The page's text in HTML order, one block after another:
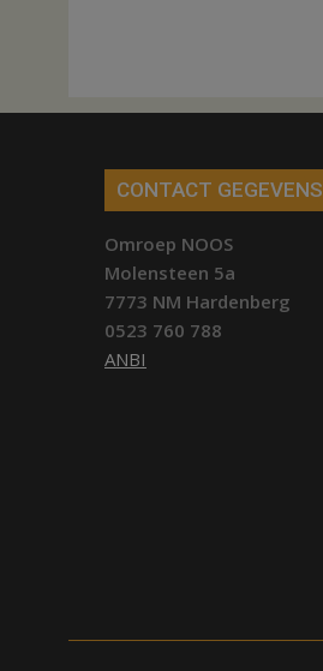
CONTACT GEGEVENS
Omroep NOOS
Molensteen 5a
7773 NM Hardenberg
0523 760 788
ANBI